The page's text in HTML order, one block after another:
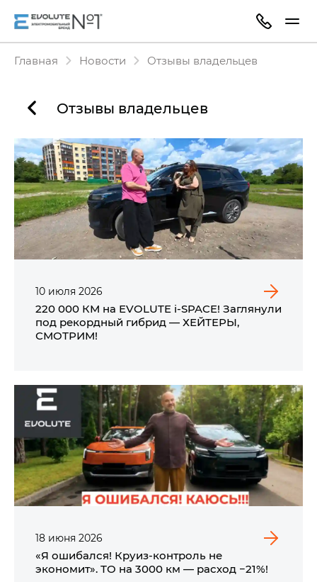
Главная Новости Отзывы владельцев
Отзывы владельцев
10 июля 2026
220 000 КМ на EVOLUTE i‑SPACE! Заглянули
под рекордный гибрид — ХЕЙТЕРЫ,
СМОТРИМ!
18 июня 2026
«Я ошибался! Круиз-контроль не
экономит». ТО на 3000 км — расход −21%!